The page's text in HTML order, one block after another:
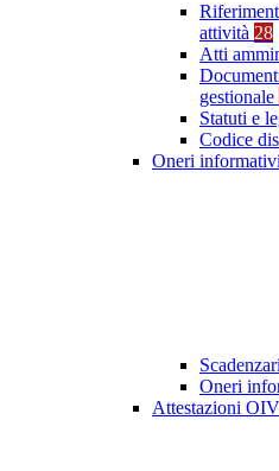
attività 28
Atti
gestionale
Statuti e
Codice
Oneri
Oneri
Attestazioni